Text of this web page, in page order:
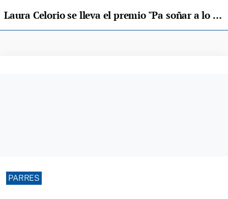
Laura Celorio se lleva el premio "Pa soñar a lo grande" de La Peruyal
PARRES